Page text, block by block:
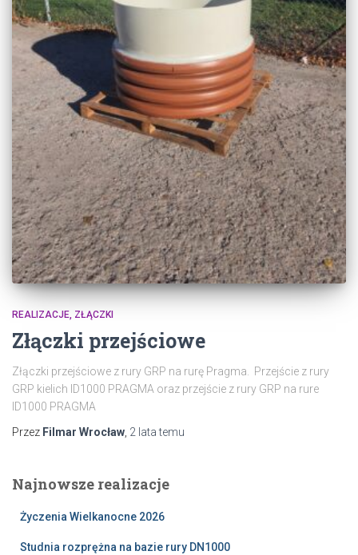
REALIZACJE ZŁĄCZKI
Złączki przejściowe
Złączki przejściowe z rury GRP na rurę Pragma. Przejście z rury
GRP kielich ID1000 PRAGMA oraz przejście z rury GRP na rure
ID1000 PRAGMA
Przez Filmar Wrocław, 2 latatemu
Najnowsze realizacje
Życzenia Wielkanocne 2026
Studnia rozprężna na bazie rury DN1000